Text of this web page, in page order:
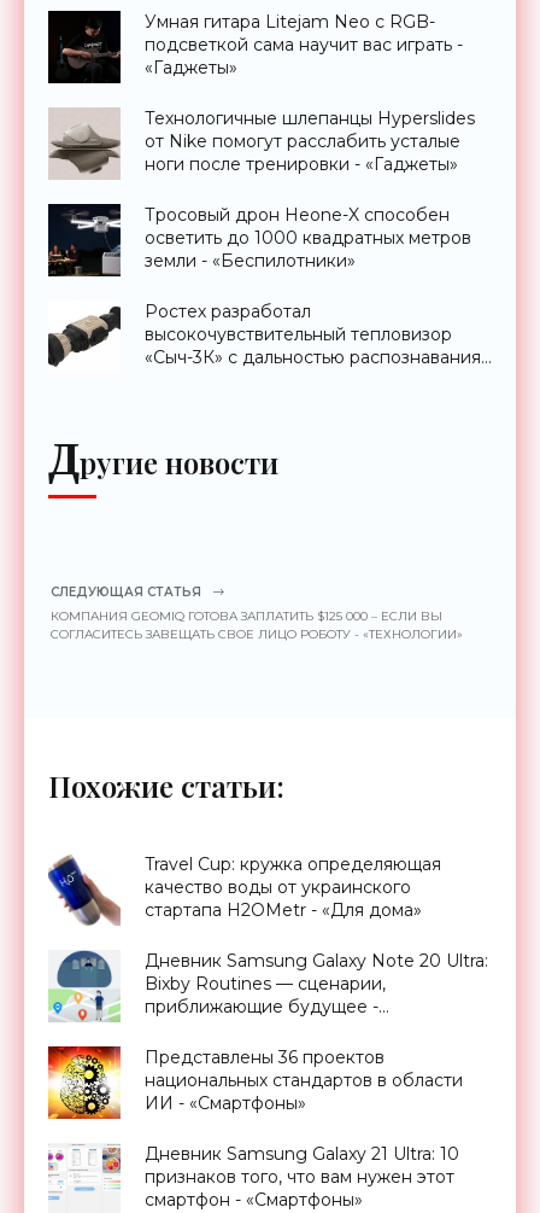
Умная гитара Litejam Neo с RGB-
подсветкой сама научит вас играть -
«Гаджеты»
Технологичные шлепанцы Hyperslides
от Nike помогут расслабить усталые
ноги после тренировки - «Гаджеты»
Тросовый дрон Heone-X способен
осветить до 1000 квадратных метров
земли - «Беспилотники»
Ростех разработал
высокочувствительный тепловизор
«Сыч-3К» с дальностью распознавания
Другие новости
СЛЕДУЮЩАЯ СТАТЬЯ
КОМПАНИЯ GEOMIQ ГОТОВА ЗАПЛАТИТЬ $125 000 – ЕСЛИ ВЫ
СОГЛАСИТЕСЬ ЗАВЕЩАТЬ СВОЕ ЛИЦО РОБОТУ - «ТЕХНОЛОГИИ»
Похожие статьи:
Travel Cup: кружка определяющая
качество воды от украинского
стартапа H2OMetr - «Для дома»
Дневник Samsung Galaxy Note 20 Ultra:
Bixby Routines — сценарии,
приближающие будущее -
Представлены 36 проектов
национальных стандартов в области
ИИ - «Смартфоны»
Дневник Samsung Galaxy 21 Ultra: 10
признаков того, что вам нужен этот
смартфон - «Смартфоны»